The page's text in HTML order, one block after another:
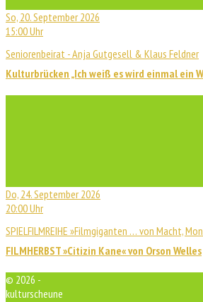
So, 20. September 2026
15:00 Uhr
Seniorenbeirat - Anja Gutgesell & Klaus Feldner
Kulturbrücken „Ich weiß es wird einmal ein
Do, 24. September 2026
20:00 Uhr
SPIELFILMREIHE »Filmgiganten … von Macht,
FILMHERBST »Citizin Kane« von Orson Welles
© 2026 -
kulturscheune